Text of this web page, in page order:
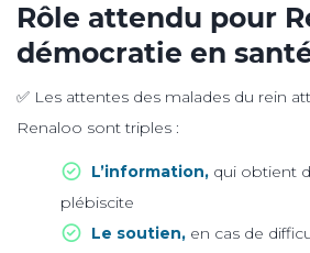
Rôle attendu pour
démocratie en
✅ Les attentes des malades du rein
Renaloo sont triples :
L’information, qui obtient
plébiscite
Le soutien, en cas de